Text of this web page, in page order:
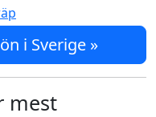
i Sverige »
mest